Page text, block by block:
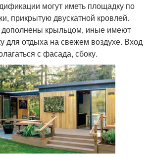
могут иметь площадку по
прикрытую двускатной кровлей.
дополнены крыльцом, иные имеют
для отдыха на свежем воздухе. Вход
с фасада, сбоку.